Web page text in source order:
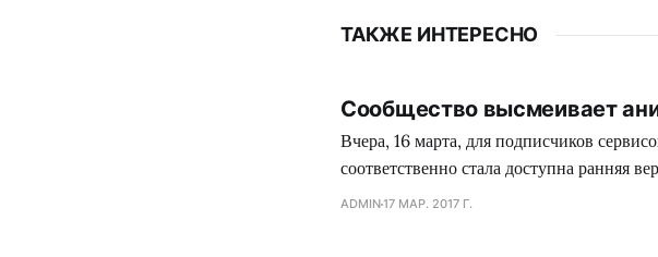
ТАКЖЕ ИНТЕРЕСНО
Сообщество высмеивает
Вчера, 16 марта, для подписчиков
соответственно стала доступна ранняя
сообществе уйму шуток по поводу
ADMIN17 МАР. 2017 Г.